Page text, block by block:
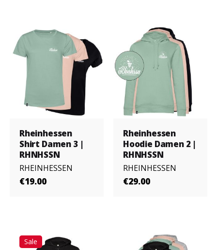
Rheinhessen
Shirt Damen 3 |
RHNHSSN
RHEINHESSEN
€19.00
Rheinhessen
Hoodie Damen 2 |
RHNHSSN
RHEINHESSEN
€29.00
Sale